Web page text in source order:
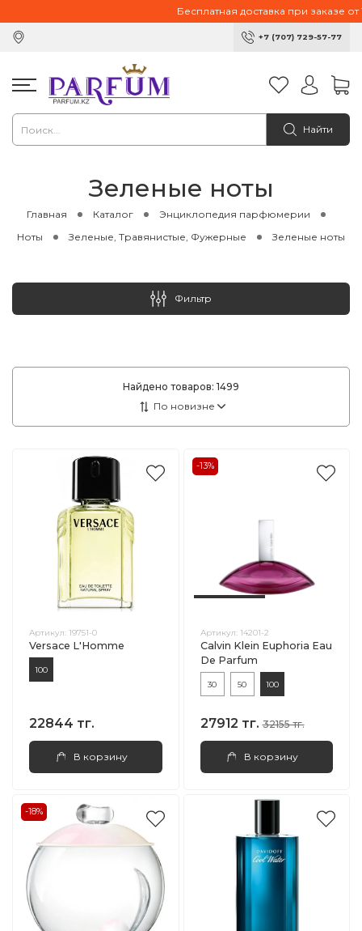
Бесплатная доставка при заказе от 10
+7 (707) 729-57-77
Найти
Зеленые ноты
Главная Каталог
Энциклопедия парфюмерии
Ноты
Зеленые, Травянистые, Фужерные Зеленые ноты
Найдено товаров: 1499
Артикул: 19751-0
Versace L'Homme
100
22844 тг.
В корзину
-13%
Артикул: 14201-2
Calvin Klein Euphoria Eau
De Parfum
30 50 100
27912 тг. 32155 тг.
В корзину
-18%
Фильтр